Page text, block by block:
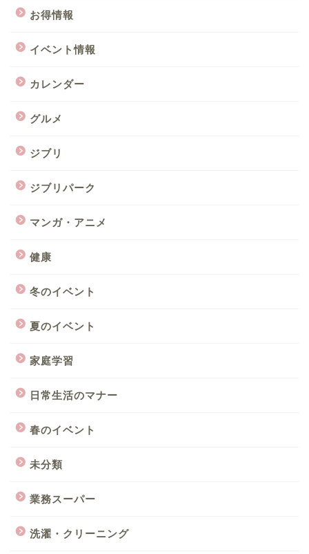
お得情報
イベント情報
カレンダー
グルメ
ジブリ
ジブリパーク
マンガ・アニメ
健康
冬のイベント
夏のイベント
家庭学習
日常生活のマナー
春のイベント
未分類
業務スーパー
洗濯・クリーニング